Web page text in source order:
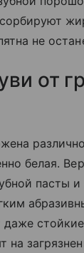
не
от
белая.
пасты
на